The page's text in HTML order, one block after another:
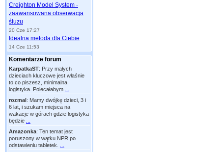
Creighton Model System -
zaawansowana obserwacja
śluzu
20 Cze 17:27
Idealna metoda dla Ciebie
14 Cze 11:53
Komentarze forum
KarpatkaST: Przy małych
dzieciach kluczowe jest właśnie
to co piszesz, minimalna
logistyka. Polecałabym
rozmal: Mamy dwójkę dzieci, 3 i
6 lat, i szukam miejsca na
wakacje w górach gdzie logistyka
będzie
Amazonka: Ten temat jest
poruszony w wątku NPR po
odstawieniu tabletek.